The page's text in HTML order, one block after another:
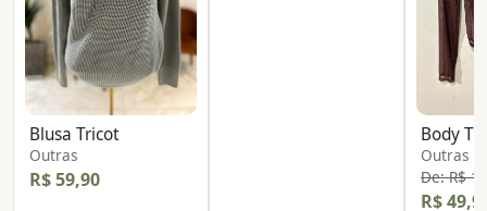
Blusa Tricot
Outras
R$ 59,90
Body
Outras
De: R$
R$